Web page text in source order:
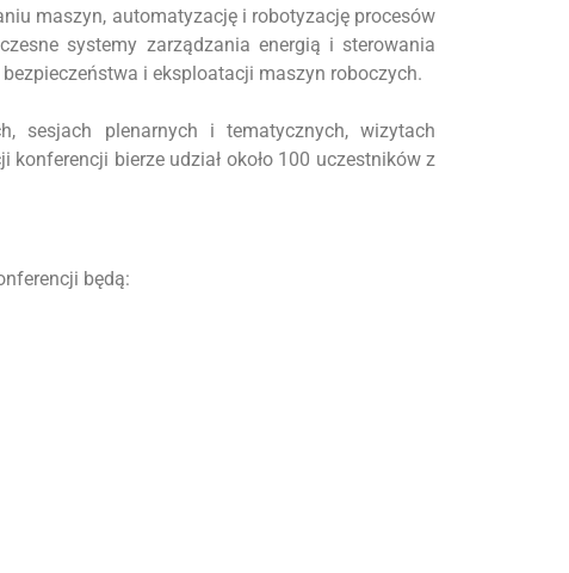
maszyn, automatyzację i robotyzację procesów
systemy zarządzania energią i sterowania
i eksploatacji maszyn roboczych.
sesjach plenarnych i tematycznych, wizytach
bierze udział około 100 uczestników z
będą: